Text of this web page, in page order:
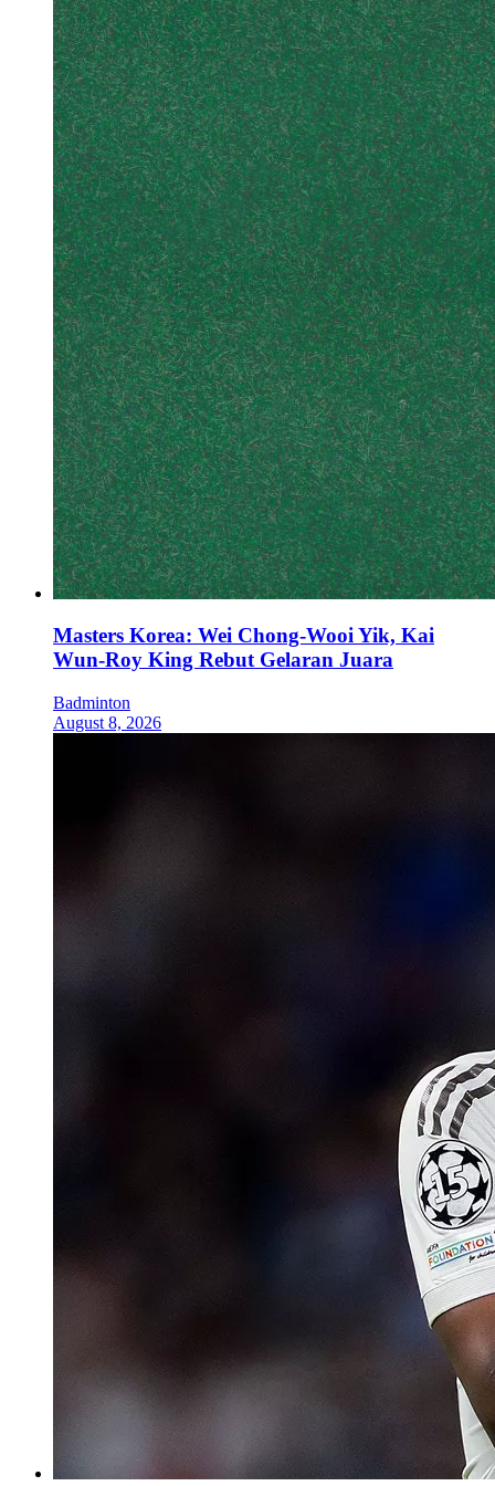
Masters Korea: Wei Chong-Wooi Yik, Kai
Wun-Roy King Rebut Gelaran Juara
Badminton
August 8, 2026